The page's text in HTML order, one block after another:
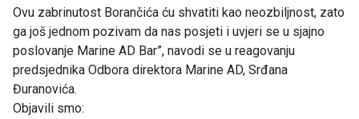
Ovu zabrinutost Borančića ću shvatiti kao neozbiljnost, zato
ga još jednom pozivam da nas posjeti i uvjeri se u sjajno
poslovanje Marine AD Bar”, navodi se u reagovanju
predsjednika Odbora direktora Marine AD, Srđana
Đuranovića.
Objavili smo: